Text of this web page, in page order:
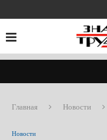
Главная Новости
Новости